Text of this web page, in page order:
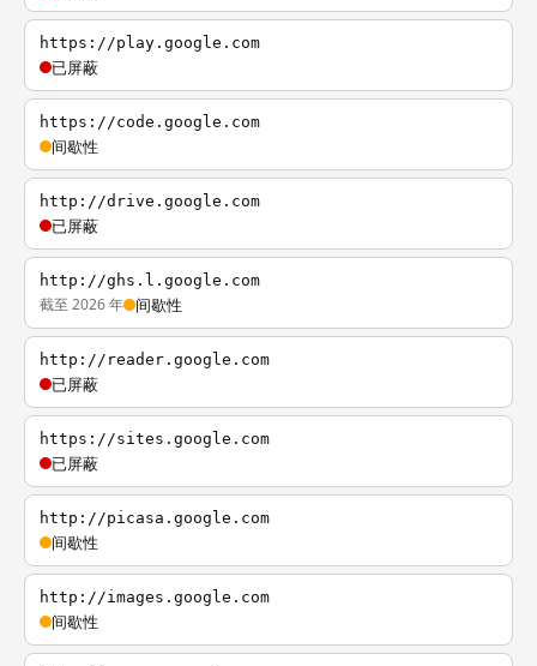
https://play.google.com
已屏蔽
https://code.google.com
间歇性
http://drive.google.com
已屏蔽
http://ghs.l.google.com
截至 2026 年 间歇性
http://reader.google.com
已屏蔽
https://sites.google.com
已屏蔽
http://picasa.google.com
间歇性
http://images.google.com
间歇性